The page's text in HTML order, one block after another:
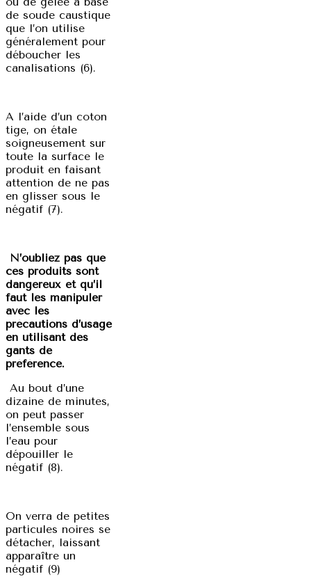
de soude caustique
que l’on utilise
généralement pour
déboucher les
canalisations (6).
A l’aide d’un coton
tige, on étale
soigneusement sur
toute la surface le
produit en faisant
attention de ne pas
en glisser sous le
négatif (7).
N’oubliez pas que
ces produits sont
dangereux et qu’il
faut les manipuler
avec les
précautions d’usage
en utilisant des
gants de
préférence.
Au bout d’une
dizaine de minutes,
on peut passer
l’ensemble sous
l’eau pour
dépouiller le
négatif (8).
On verra de petites
particules noires se
détacher, laissant
apparaître un
négatif (9)